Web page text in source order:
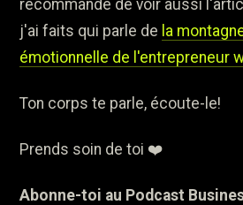
recommande de voir aussi
j'ai faits qui parle de la
émotionnelle de l'entrepreneur
Ton corps te parle, écoute-le!
Prends soin de toi ❤️
Abonne-toi au Podcast